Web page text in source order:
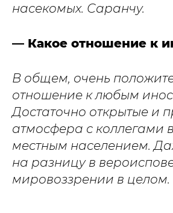
насекомых. Саранчу.
— Какое отношение к
В общем, очень
отношение к любым
Достаточно открытые и
атмосфера с коллегами
местным населением.
на разницу в
мировоззрении в целом.